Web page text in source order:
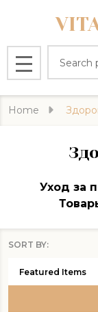
MENU
Home
Уход за
List
SORT BY: